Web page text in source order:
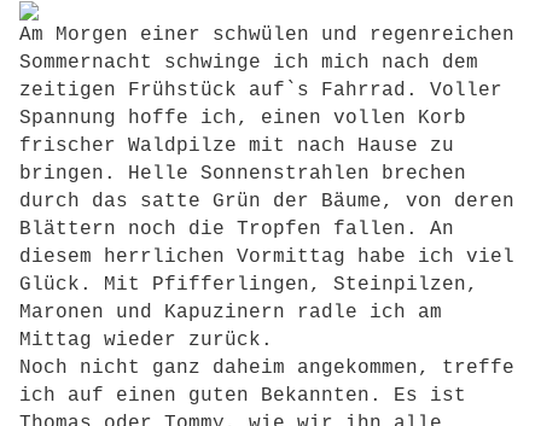
Am Morgen einer schwülen und regenreichen
Sommernacht schwinge ich mich nach dem
zeitigen Frühstück auf`s Fahrrad. Voller
Spannung hoffe ich, einen vollen Korb
frischer Waldpilze mit nach Hause zu
bringen. Helle Sonnenstrahlen brechen
durch das satte Grün der Bäume, von deren
Blättern noch die Tropfen fallen. An
diesem herrlichen Vormittag habe ich viel
Glück. Mit Pfifferlingen, Steinpilzen,
Maronen und Kapuzinern radle ich am
Mittag wieder zurück.
Noch nicht ganz daheim angekommen, treffe
ich auf einen guten Bekannten. Es ist